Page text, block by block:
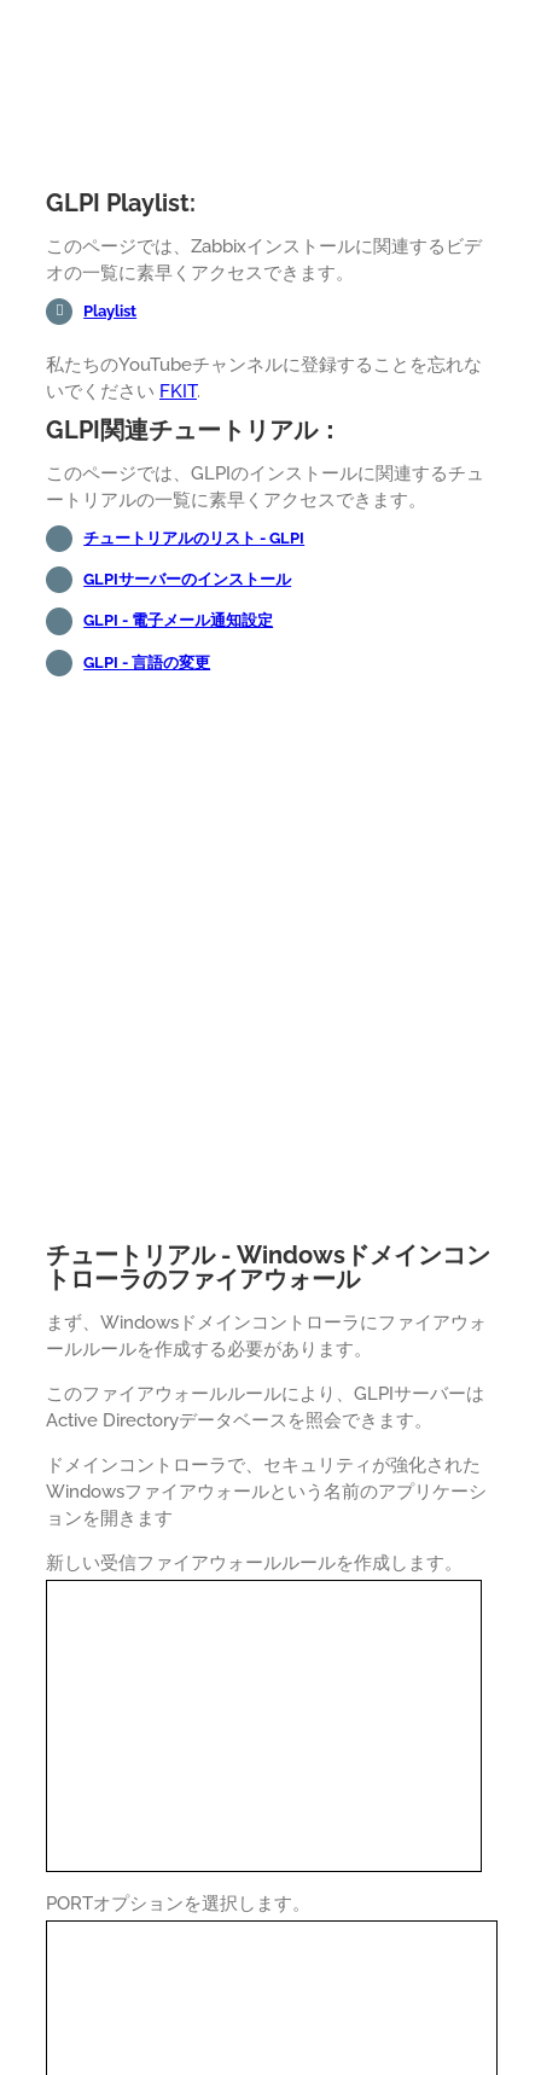
GLPI Playlist:
このページでは、Zabbixインストールに関連するビデ
オの一覧に素早くアクセスできます。
Playlist
私たちのYouTubeチャンネルに登録することを忘れな
いでください FKIT.
GLPI関連チュートリアル：
このページでは、GLPIのインストールに関連するチュ
ートリアルの一覧に素早くアクセスできます。
チュートリアルのリスト - GLPI
GLPIサーバーのインストール
GLPI - 電子メール通知設定
GLPI - 言語の変更
チュートリアル - Windowsドメインコン
トローラのファイアウォール
まず、Windowsドメインコントローラにファイアウォ
ールルールを作成する必要があります。
このファイアウォールルールにより、GLPIサーバーは
Active Directoryデータベースを照会できます。
ドメインコントローラで、セキュリティが強化された
Windowsファイアウォールという名前のアプリケーシ
ョンを開きます
新しい受信ファイアウォールルールを作成します。
PORTオプションを選択します。